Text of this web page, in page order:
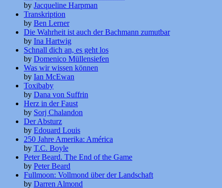
by Jacqueline Harpman
Transkription
by Ben Lerner
Die Wahrheit ist auch der Bachmann zumutbar
by Ina Hartwig
Schnall dich an, es geht los
by Domenico Müllensiefen
Was wir wissen können
by Ian McEwan
Toxibaby
by Dana von Suffrin
Herz in der Faust
by Sorj Chalandon
Der Absturz
by Edouard Louis
250 Jahre Amerika: América
by T.C. Boyle
Peter Beard. The End of the Game
by Peter Beard
Fullmoon: Vollmond über der Landschaft
by Darren Almond